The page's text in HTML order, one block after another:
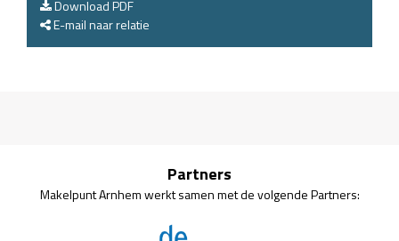
Download PDF
E-mail naar relatie
Partners
Makelpunt Arnhem werkt samen met de volgende Partners: